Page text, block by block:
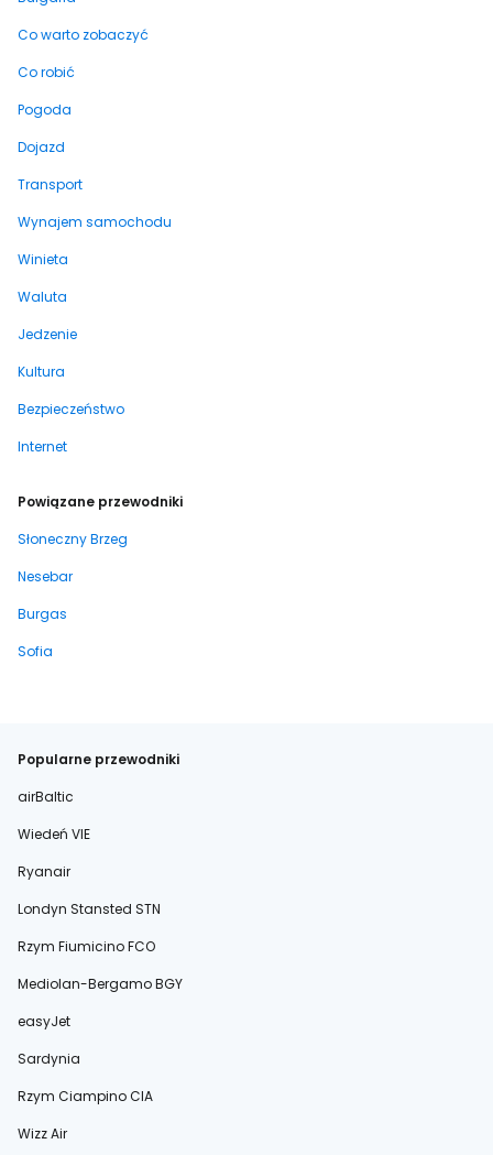
Co warto zobaczyć
Co robić
Pogoda
Dojazd
Transport
Wynajem samochodu
Winieta
Waluta
Jedzenie
Kultura
Bezpieczeństwo
Internet
Powiązane przewodniki
Słoneczny Brzeg
Nesebar
Burgas
Sofia
Popularne przewodniki
airBaltic
Wiedeń VIE
Ryanair
Londyn Stansted STN
Rzym Fiumicino FCO
Mediolan-Bergamo BGY
easyJet
Sardynia
Rzym Ciampino CIA
Wizz Air